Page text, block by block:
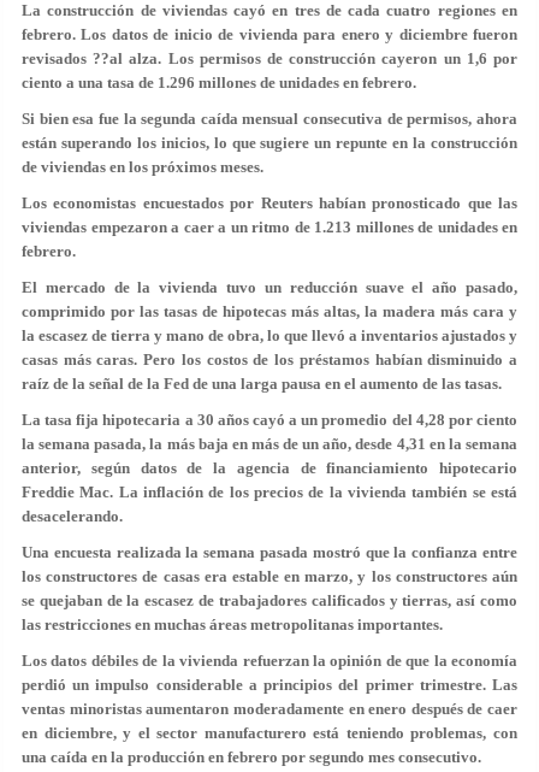
La construcción de viviendas cayó en tres de cada cuatro regiones en
febrero. Los datos de inicio de vivienda para enero y diciembre fueron
revisados ??al alza. Los permisos de construcción cayeron un 1,6 por
ciento a una tasa de 1.296 millones de unidades en febrero.
Si bien esa fue la segunda caída mensual consecutiva de permisos, ahora
están superando los inicios, lo que sugiere un repunte en la construcción
de viviendas en los próximos meses.
Los economistas encuestados por Reuters habían pronosticado que las
viviendas empezaron a caer a un ritmo de 1.213 millones de unidades en
febrero.
El mercado de la vivienda tuvo un reducción suave el año pasado,
comprimido por las tasas de hipotecas más altas, la madera más cara y
la escasez de tierra y mano de obra, lo que llevó a inventarios ajustados y
casas más caras. Pero los costos de los préstamos habían disminuido a
raíz de la señal de la Fed de una larga pausa en el aumento de las tasas.
La tasa fija hipotecaria a 30 años cayó a un promedio del 4,28 por ciento
la semana pasada, la más baja en más de un año, desde 4,31 en la semana
anterior, según datos de la agencia de financiamiento hipotecario
Freddie Mac. La inflación de los precios de la vivienda también se está
desacelerando.
Una encuesta realizada la semana pasada mostró que la confianza entre
los constructores de casas era estable en marzo, y los constructores aún
se quejaban de la escasez de trabajadores calificados y tierras, así como
las restricciones en muchas áreas metropolitanas importantes.
Los datos débiles de la vivienda refuerzan la opinión de que la economía
perdió un impulso considerable a principios del primer trimestre. Las
ventas minoristas aumentaron moderadamente en enero después de caer
en diciembre, y el sector manufacturero está teniendo problemas, con
una caída en la producción en febrero por segundo mes consecutivo.